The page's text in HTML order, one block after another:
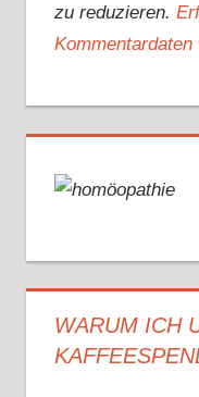
zu reduzieren.
WARUM ICH